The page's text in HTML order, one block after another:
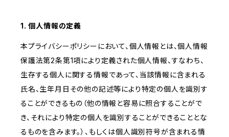
1. 個人情報の定義
本プライバシーポリシーにおいて、個人情報とは、個人情報
保護法第2条第1項により定義された個人情報、すなわち、
生存する個人に関する情報であって、当該情報に含まれる
氏名、生年月日その他の記述等により特定の個人を識別す
ることができるもの（他の情報と容易に照合することがで
き、それにより特定の個人を識別することができることとな
るものを含みます。）、もしくは個人識別符号が含まれる情